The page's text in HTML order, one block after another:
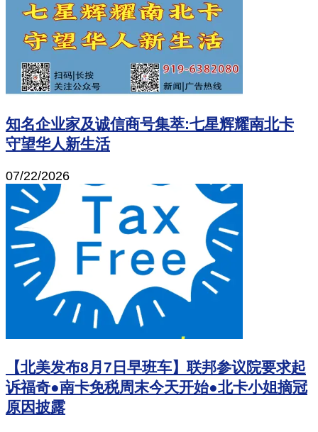
知名企业家及诚信商号集萃:七星辉耀南北卡
守望华人新生活
07/22/2026
【北美发布8月7日早班车】联邦参议院要求起
诉福奇●南卡免税周末今天开始●北卡小姐摘冠
原因披露